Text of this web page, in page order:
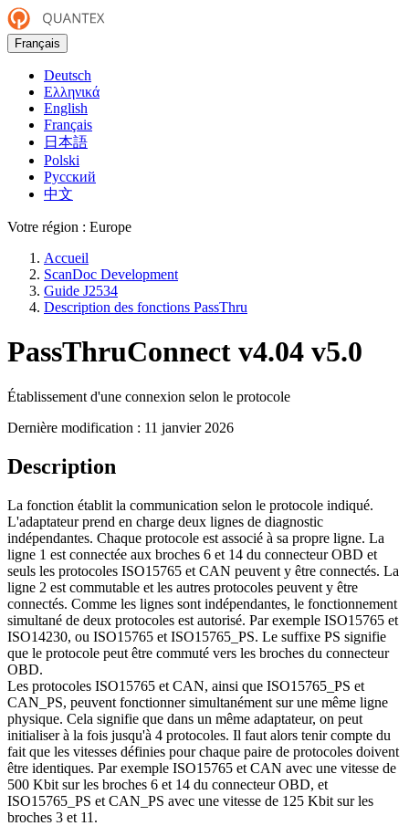
Français
Deutsch
Ελληνικά
English
Français
日本語
Polski
Русский
中文
Votre région : Europe
Accueil
ScanDoc Development
Guide J2534
Description des fonctions PassThru
PassThruConnect v4.04 v5.0
Établissement d'une connexion selon le protocole
Dernière modification : 11 janvier 2026
Description
La fonction établit la communication selon le protocole indiqué.
L'adaptateur prend en charge deux lignes de diagnostic
indépendantes. Chaque protocole est associé à sa propre ligne. La
ligne 1 est connectée aux broches 6 et 14 du connecteur OBD et
seuls les protocoles ISO15765 et CAN peuvent y être connectés. La
ligne 2 est commutable et les autres protocoles peuvent y être
connectés. Comme les lignes sont indépendantes, le fonctionnement
simultané de deux protocoles est autorisé. Par exemple ISO15765 et
ISO14230, ou ISO15765 et ISO15765_PS. Le suffixe PS signifie
que le protocole peut être commuté vers les broches du connecteur
OBD.
Les protocoles ISO15765 et CAN, ainsi que ISO15765_PS et
CAN_PS, peuvent fonctionner simultanément sur une même ligne
physique. Cela signifie que dans un même adaptateur, on peut
initialiser à la fois jusqu'à 4 protocoles. Il faut alors tenir compte du
fait que les vitesses définies pour chaque paire de protocoles doivent
être identiques. Par exemple ISO15765 et CAN avec une vitesse de
500 Kbit sur les broches 6 et 14 du connecteur OBD, et
ISO15765_PS et CAN_PS avec une vitesse de 125 Kbit sur les
broches 3 et 11.